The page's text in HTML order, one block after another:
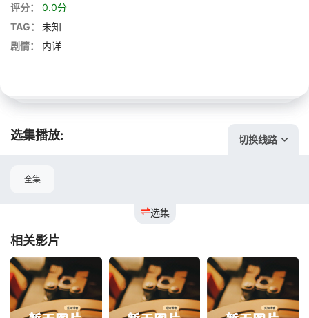
评分：
0.0分
TAG：
未知
剧情：
内详
选集播放: 切换线路
选集
全集
相关影片